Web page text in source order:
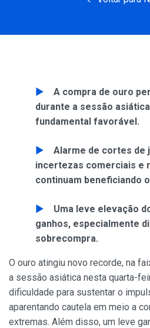
A compra de ouro
durante a sessão
fundamental favorável.
Alarme de cortes de
incertezas comerciais e
continuam beneficiando
Uma leve elevação
ganhos, especialmente
sobrecompra.
O ouro atingiu novo recorde, na
a sessão asiática nesta quarta-
dificuldade para sustentar o
aparentando cautela em meio a
extremas. Além disso, um leve